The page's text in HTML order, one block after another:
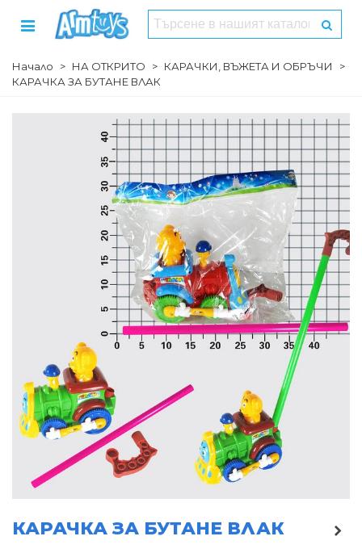
Начало > НА ОТКРИТО > КАРАЧКИ, ВЪЖЕТА И ОБРЪЧИ
>
КАРАЧКА ЗА БУТАНЕ ВЛАК
КАРАЧКА ЗА БУТАНЕ ВЛАК